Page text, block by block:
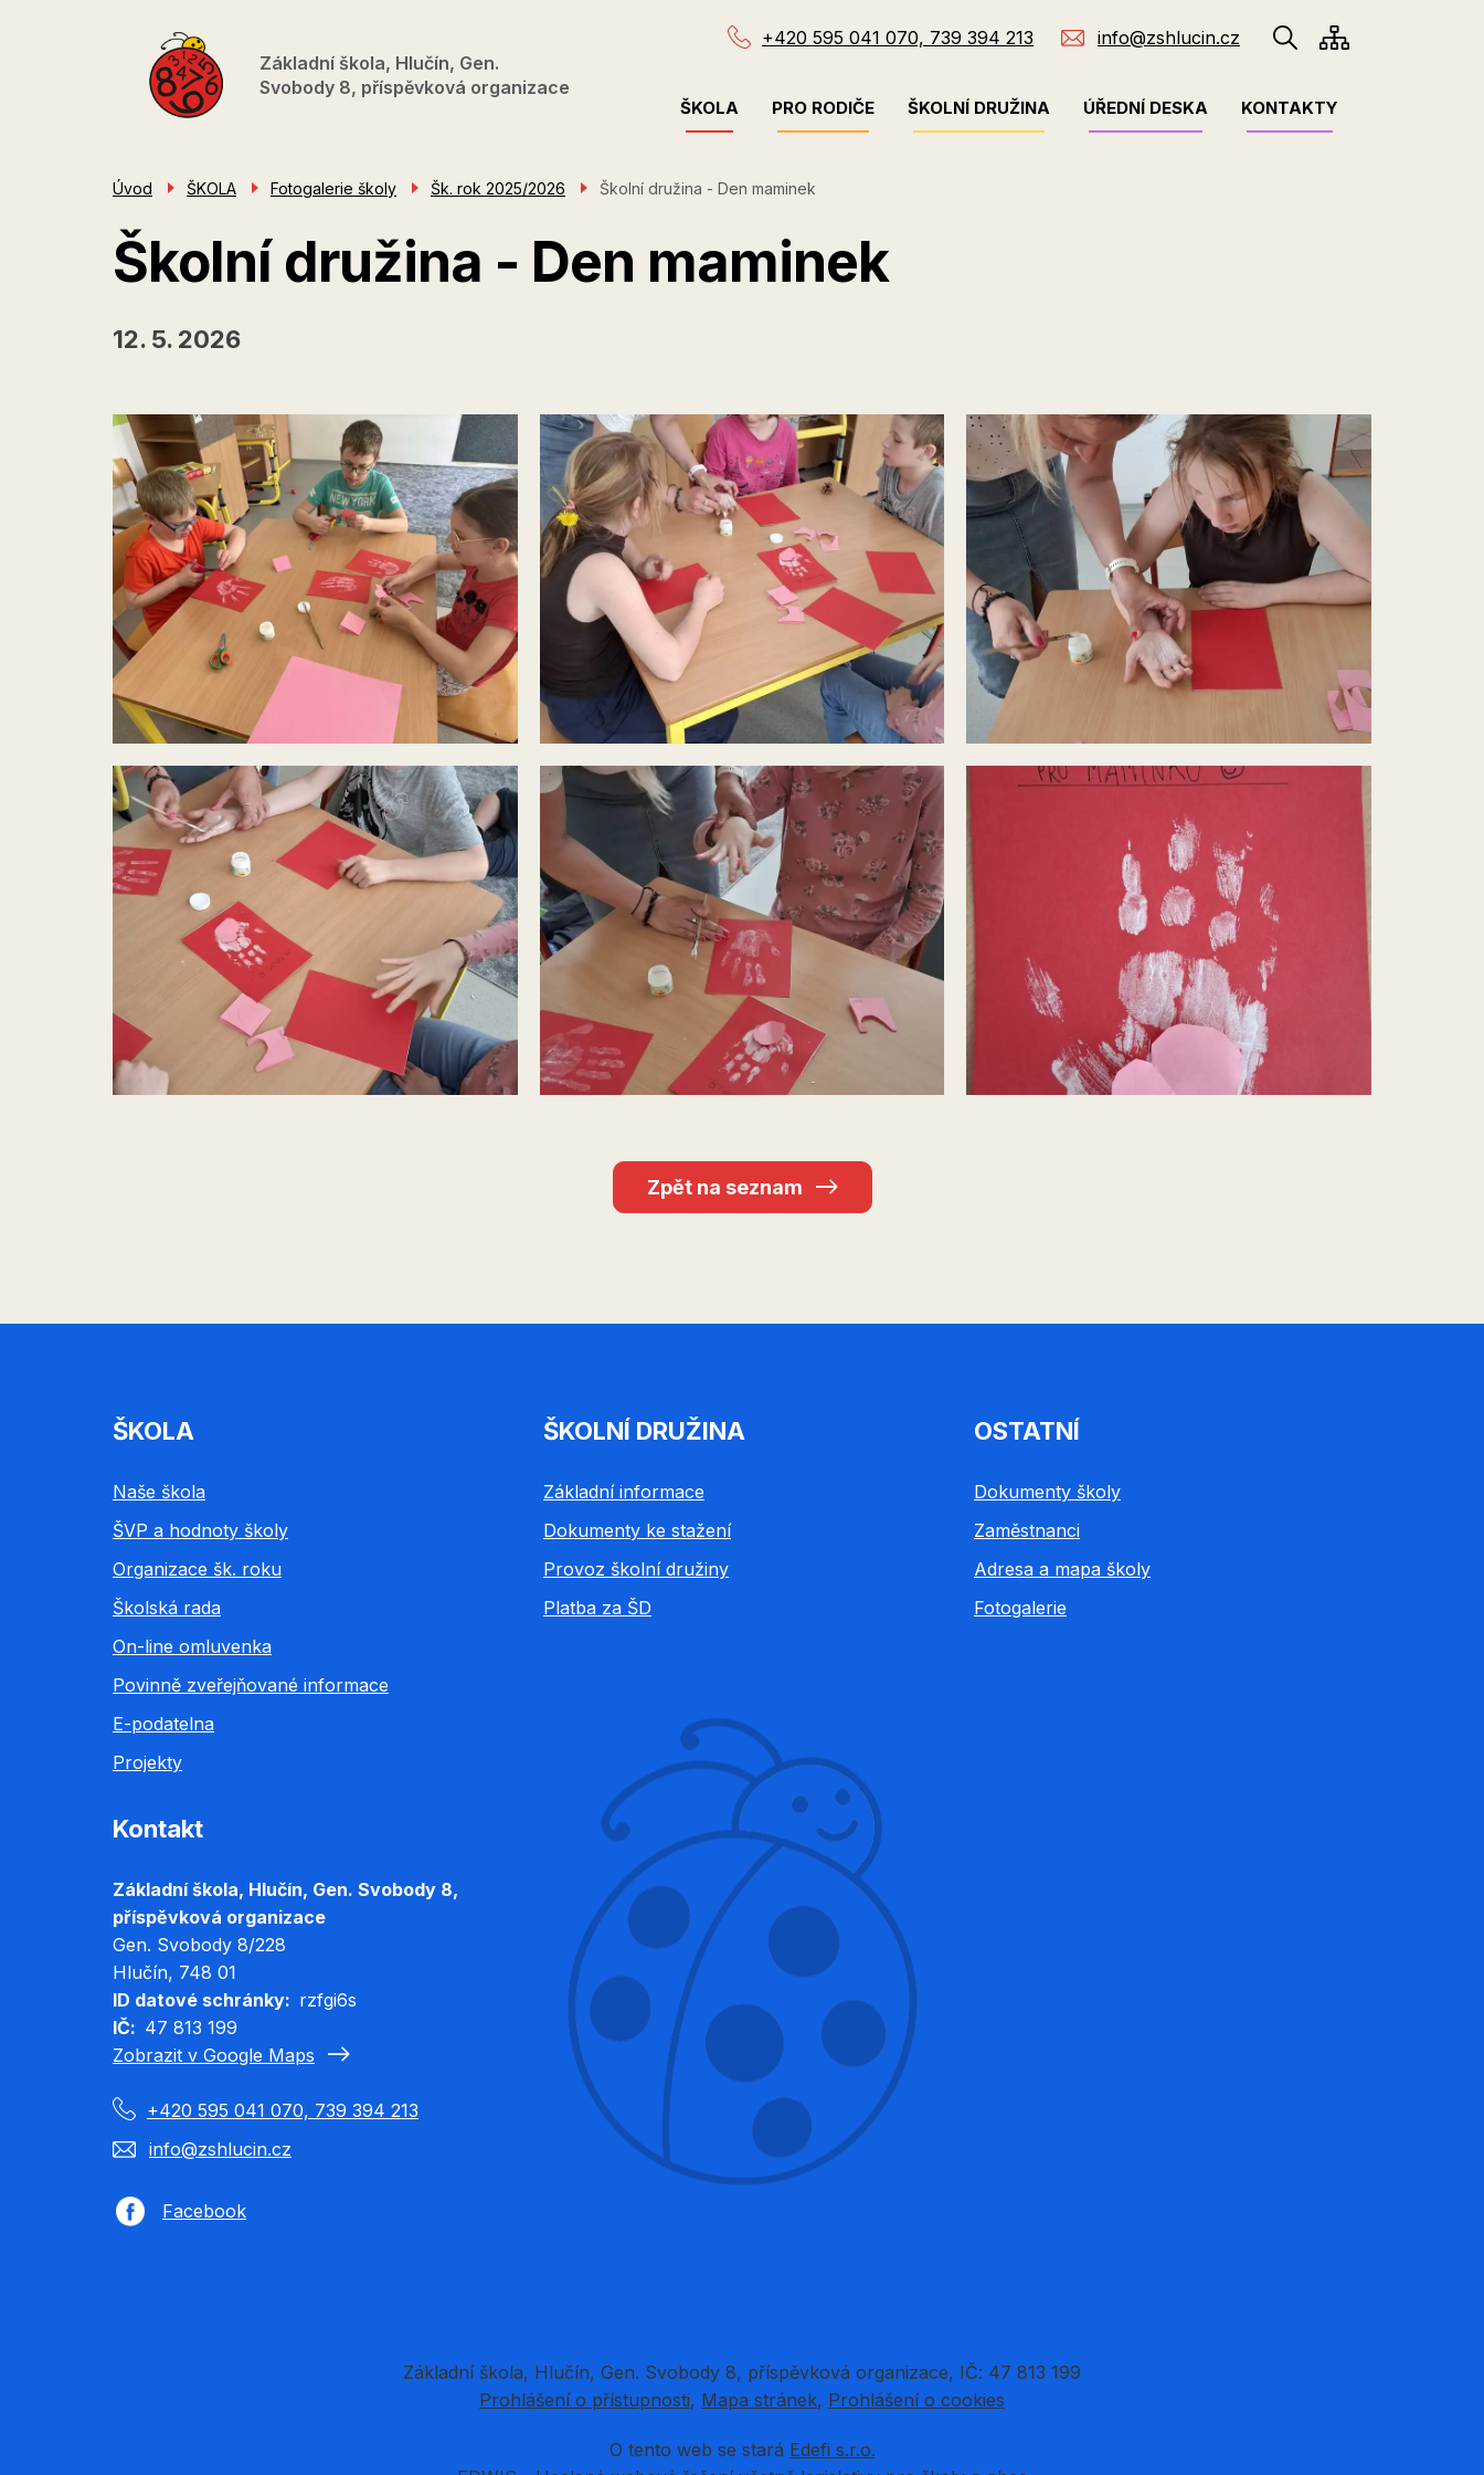
Základní škola, Hlučín, Gen.
Svobody 8, příspěvková organizace
+420 595 041 070, 739 394 213 info@zshlucin.cz
Menu
ŠKOLA PRO RODIČE ŠKOLNÍ DRUŽINA ÚŘEDNÍ DESKA KONTAKTY
Úvod ŠKOLA Fotogalerie školy Šk. rok 2025/2026 Školní družina - Den maminek
Školní družina - Den maminek
12. 5. 2026
Zpět na seznam
ŠKOLA
Naše škola
ŠVP a hodnoty školy
Organizace šk. roku
Školská rada
On-line omluvenka
Povinně zveřejňované informace
E-podatelna
Projekty
ŠKOLNÍ DRUŽINA
Základní informace
Dokumenty ke stažení
Provoz školní družiny
Platba za ŠD
OSTATNÍ
Dokumenty školy
Zaměstnanci
Adresa a mapa školy
Fotogalerie
Kontakt
Základní škola, Hlučín, Gen. Svobody 8,
příspěvková organizace
Gen. Svobody 8/228
Hlučín, 748 01
ID datové schránky
rzfgi6s
IČ
47 813 199
Zobrazit v Google Maps
+420 595 041 070, 739 394 213
info@zshlucin.cz
Facebook
Základní škola, Hlučín, Gen. Svobody 8, příspěvková organizace, IČ: 47 813 199
Prohlášení o přístupnosti Mapa stránek Prohlášení o cookies
O tento web se stará Edefi s.r.o.